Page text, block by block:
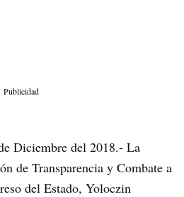
Publicidad
Diciembre del 2018.- La
de Transparencia y Combate a
del Estado, Yoloczin